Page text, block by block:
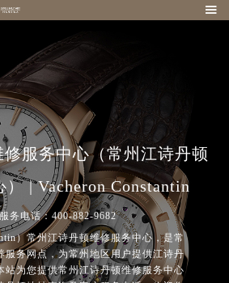

服务中心（常州江诗丹顿
| Vacheron Constantin
务电话：400-882-9682
）常州江诗丹顿维修服务中心，是常
服务网点，为常州地区用户提供江诗丹
站为您提供常州江诗丹顿维修服务中心